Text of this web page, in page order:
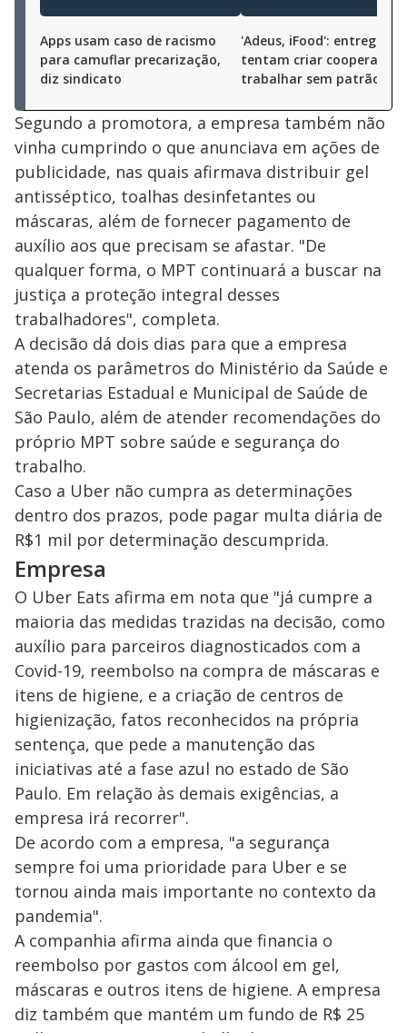
Apps usam caso de racismo
para camuflar precarização,
diz sindicato
'Adeus, iFood':
tentam criar cooperativa
trabalhar sem patrão
Segundo a promotora, a empresa também não
vinha cumprindo o que anunciava em ações de
publicidade, nas quais afirmava distribuir gel
antisséptico, toalhas desinfetantes ou
máscaras, além de fornecer pagamento de
auxílio aos que precisam se afastar. "De
qualquer forma, o MPT continuará a buscar na
justiça a proteção integral desses
trabalhadores", completa.
A decisão dá dois dias para que a empresa
atenda os parâmetros do Ministério da Saúde e
Secretarias Estadual e Municipal de Saúde de
São Paulo, além de atender recomendações do
próprio MPT sobre saúde e segurança do
trabalho.
Caso a Uber não cumpra as determinações
dentro dos prazos, pode pagar multa diária de
R$1 mil por determinação descumprida.
Empresa
O Uber Eats afirma em nota que "já cumpre a
maioria das medidas trazidas na decisão, como
auxílio para parceiros diagnosticados com a
Covid-19, reembolso na compra de máscaras e
itens de higiene, e a criação de centros de
higienização, fatos reconhecidos na própria
sentença, que pede a manutenção das
iniciativas até a fase azul no estado de São
Paulo. Em relação às demais exigências, a
empresa irá recorrer".
De acordo com a empresa, "a segurança
sempre foi uma prioridade para Uber e se
tornou ainda mais importante no contexto da
pandemia".
A companhia afirma ainda que financia o
reembolso por gastos com álcool em gel,
máscaras e outros itens de higiene. A empresa
diz também que mantém um fundo de R$ 25